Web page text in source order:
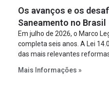
projeto a projeto.
Os avanços e os
Saneamento no Brasil
Em julho de 2026, o Marco
completa seis anos. A Lei
das mais relevantes
serviços, ampliar a
Mais Informações »